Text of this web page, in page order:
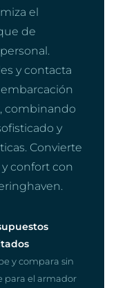
el
de
y contacta
combinando
y
Convierte
confort con
y compara sin
para el armador